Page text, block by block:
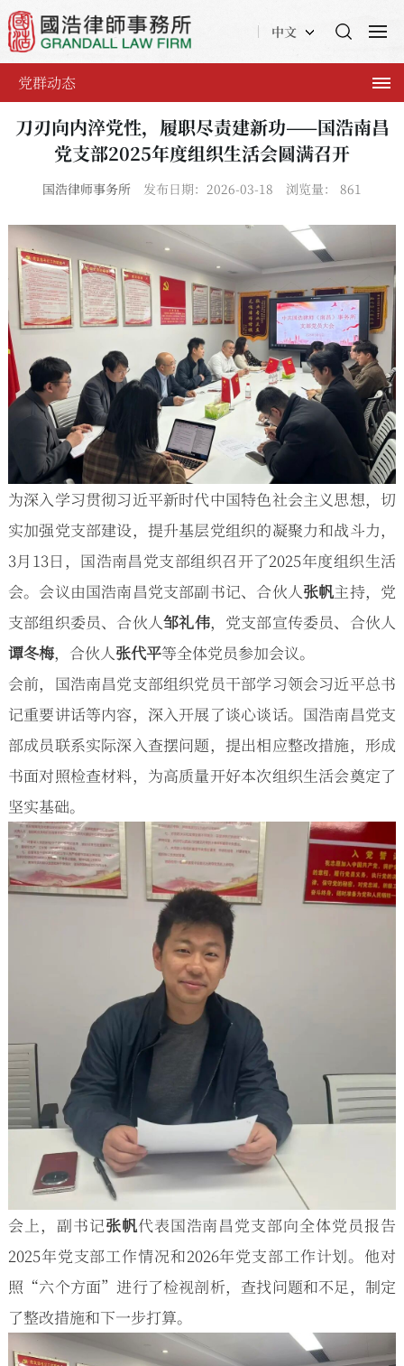
中文
党群动态
刀刃向内淬党性，履职尽责建新功——国浩南昌
党支部2025年度组织生活会圆满召开
国浩律师事务所 发布日期：2026-03-18 浏览量： 861
为深入学习贯彻习近平新时代中国特色社会主义思想，切
实加强党支部建设，提升基层党组织的凝聚力和战斗力，
3月13日，国浩南昌党支部组织召开了2025年度组织生活
会。会议由国浩南昌党支部副书记、合伙人张帆主持，党
支部组织委员、合伙人邹礼伟，党支部宣传委员、合伙人
谭冬梅，合伙人张代平等全体党员参加会议。
会前，国浩南昌党支部组织党员干部学习领会习近平总书
记重要讲话等内容，深入开展了谈心谈话。国浩南昌党支
部成员联系实际深入查摆问题，提出相应整改措施，形成
书面对照检查材料，为高质量开好本次组织生活会奠定了
坚实基础。
会上，副书记张帆代表国浩南昌党支部向全体党员报告
2025年党支部工作情况和2026年党支部工作计划。他对
照“六个方面”进行了检视剖析，查找问题和不足，制定
了整改措施和下一步打算。